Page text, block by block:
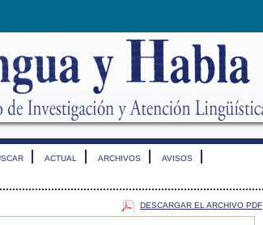
ACTUAL ARCHIVOS AVISOS
DESCARGAR EL ARCHIVO PDF